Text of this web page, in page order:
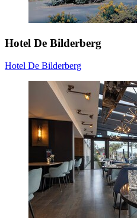
Hotel De Bilderberg
Hotel De Bilderberg